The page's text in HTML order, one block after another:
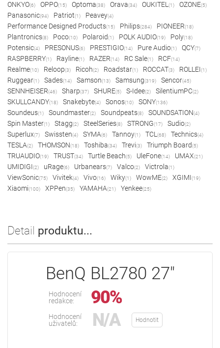
ONKYO(6) OPPO(15) Optoma(38) Orava(34) OUKITEL (1) OZONE(5)
Panasonic(94) Patriot(1) Peavey(4)
Performance Designed Products(15) Philips(284) PIONEER(18)
Plantronics(8) Poco(10) Polaroid(1) POLK AUDIO(19) Poly(18)
Potensic(4) PRESONUS(6) PRESTIGIO(14) Pure Audio(1) QCY(7)
RASPBERRY(1) Rayline(1) RAZER(14) RC Sale(1) RCF(14)
Realme(10) Reloop(3) Ricoh(2) Roadstar(1) ROCCAT(3) ROLLEI(1)
Ruggear(1) Sades(14) Samson(13) Samsung(319) Sencor(45)
SENNHEISER(46) Sharp(37) SHURE(5) S-Idee(2) SilentiumPC(2)
SKULLCANDY(18) Snakebyte(4) Sonos(10) SONY(136)
Soundeus(1) Soundmaster(2) Soundpeats(8) SOUNDSATION(4)
Spin Master(1) Stagg(2) SteelSeries(8) STRONG(17) Sudio(2)
Superlux(7) Swissten(4) SYMA(6) Tannoy(1) TCL (68) Technics(4)
TESLA(2) THOMSON(18) Toshiba(34) Trevi(3) Triumph Board(5)
TRUAUDIO(19) TRUST(34) Turtle Beach(5) UleFone(14) UMAX(21)
UMIDIGI(2) uRage(6) Urbanears(7) Valco(2) Victrola(1)
ViewSonic(75) Vivitek(4) Vivo(16) Wiky(1) WowME(2) XGIMI(19)
Xiaomi(100) XPPen(35) YAMAHA(21) Yenkee(25)
Detail produktu...
BenQ BL2780 27"
Hodnocení
redakce:
90%
Hodnocení
uživatelů:
N/A Hodnotit